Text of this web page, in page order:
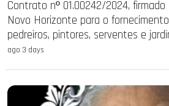
Contrato nº 01.00242/2024,
Novo Horizonte para o
pedreiros, pintores, serventes e
ago 3 days